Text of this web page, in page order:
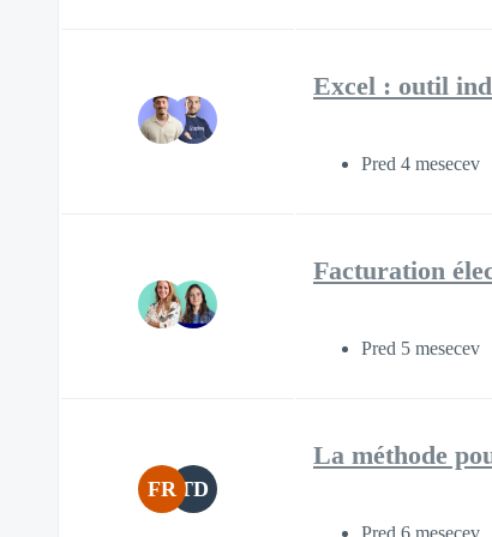
Excel : outil
Pred 4 mesecev
Facturation
Pred 5 mesecev
FR TD
La méthode
Pred 6 mesecev